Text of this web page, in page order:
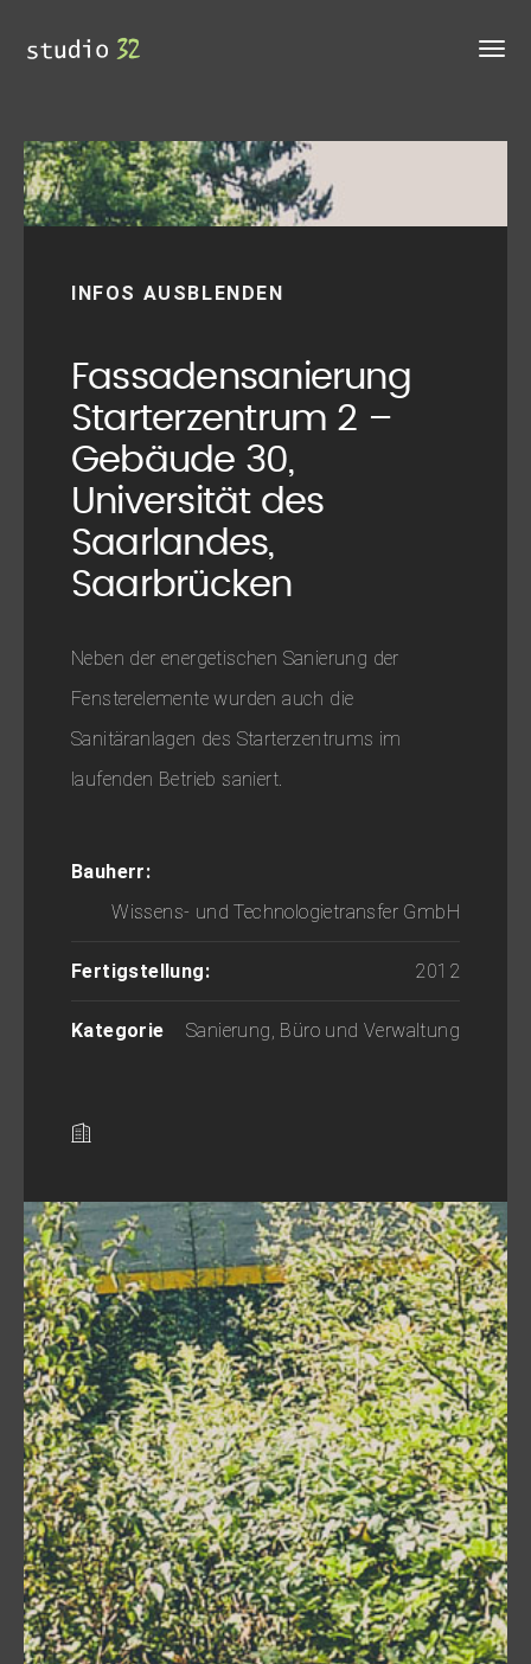
INFOS AUSBLENDEN
Fassadensanierung
Starterzentrum 2 –
Gebäude 30,
Universität des
Saarlandes,
Saarbrücken
Neben der energetischen Sanierung der
Fensterelemente wurden auch die
Sanitäranlagen des Starterzentrums im
laufenden Betrieb saniert.
Bauherr:
Wissens- und Technologietransfer GmbH
Fertigstellung: 2012
Kategorie Sanierung, Büro und Verwaltung